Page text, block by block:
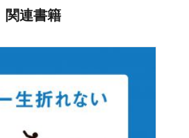
敗を重ねてきた著者だからこそ伝
織づくり、ブランドづくりにおい
言われる「東久邇宮国際文化褒
出される。
ERA LEADER’S AWARD」を
ディングス 代表取締役 兼CEO
ーション 代表取締役
関連書籍